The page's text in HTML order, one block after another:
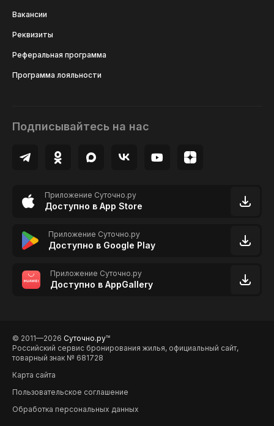
Вакансии
Реквизиты
Реферальная программа
Программа лояльности
Подписывайтесь на нас
Приложение Суточно.ру
Доступно в App Store
Приложение Суточно.ру
Доступно в Google Play
Приложение Суточно.ру
Доступно в AppGallery
© 2011—2026 Суточно.руTM
Российский сервис бронирования жилья, официальный сайт,
товарный знак № 681728
Карта сайта
Пользовательское соглашение
Обработка персональных данных